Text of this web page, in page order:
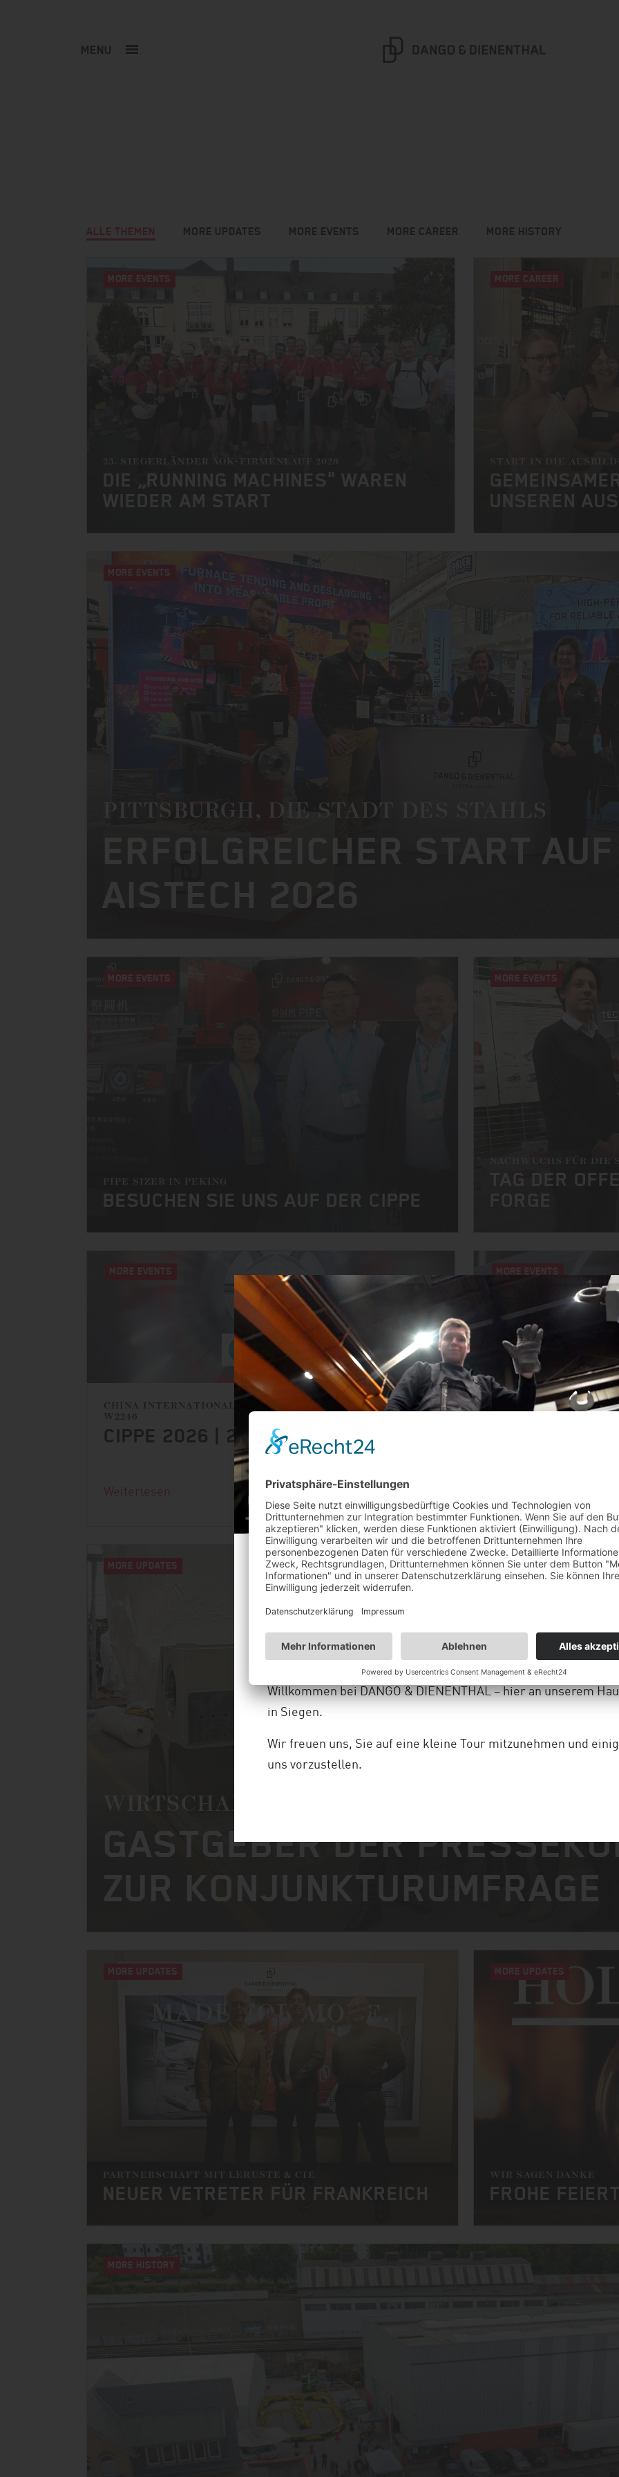
MENU
ALLE THEMEN MORE UPDATES MORE EVENTS MORE CAREER MORE HISTORY
MORE EVENTS
23. SIEGERLÄNDER AOK-FIRMENLAUF 2026
DIE „RUNNING MACHINES" WAREN
WIEDER AM START
MORE CAREER
START IN DIE
UNSEREN
MORE EVENTS
PITTSBURGH, DIE STADT DES STAHLS
ERFOLGREICHER START
AISTECH 2026
MORE EVENTS
PIPE SIZER IN PEKING
BESUCHEN SIE UNS AUF DER CIPPE
MORE EVENTS
NACHWUCHS FÜR
TAG DER
MORE EVENTS
CHINA INTERNATIONAL EXHIBITION CENTER | STAND
W2246
CIPPE 2026 | 26.–28. MÄRZ
Weiterlesen
MORE EVENTS
MESSE DÜSSELDORF
MORE UPDATES
WIRTSCHAFTLICHE LAGE DER INDUSTRIE
GASTGEBER DER
ZUR KONJUNKTURUMFRAGE
MORE UPDATES
PARTNERSCHAFT MIT LERUSTE & CIE
NEUER VETRETER FÜR FRANKREICH
MORE UPDATES
WIR SAGEN DANKE
FROHE
MORE HISTORY
VIDEORUNDGANG
LERNEN SIE UNSER TEAM KENNEN
Willkommen bei DANGO & DIENENTHAL – hier an unserem
in Siegen.
Wir freuen uns, Sie auf eine kleine Tour mitzunehmen und
uns vorzustellen.